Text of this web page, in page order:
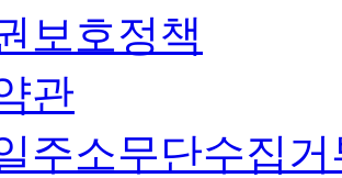
보호정책
관
주소무단수집거